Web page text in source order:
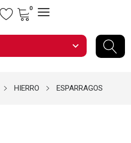
0
expand_more
HIERRO ESPARRAGOS